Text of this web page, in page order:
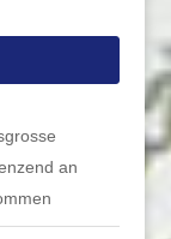
an